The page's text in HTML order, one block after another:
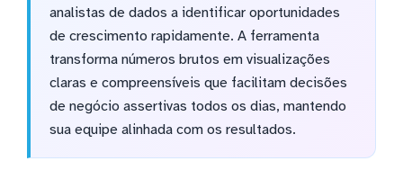
analistas de dados a identificar oportunidades
de crescimento rapidamente. A ferramenta
transforma números brutos em visualizações
claras e compreensíveis que facilitam decisões
de negócio assertivas todos os dias, mantendo
sua equipe alinhada com os resultados.